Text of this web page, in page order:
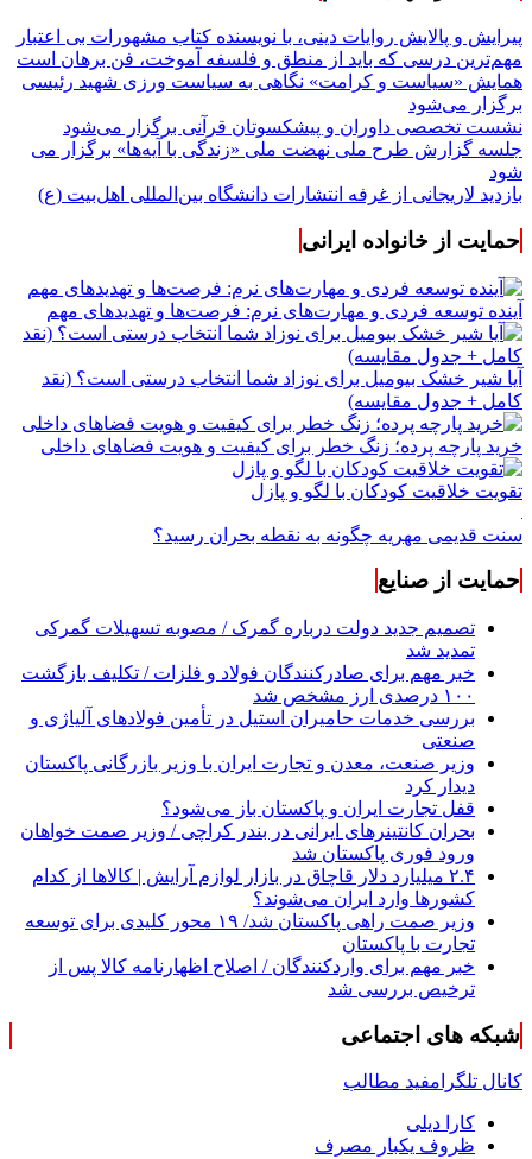
پیرایش و پالایش روایات دینی، با نویسنده کتاب مشهورات بی اعتبار
مهم‌ترین درسی که باید از منطق و فلسفه آموخت، فن برهان است
همایش «سیاست و کرامت» نگاهی به سیاست ورزی شهید رئیسی
برگزار می‌شود
نشست تخصصی داوران و پیشکسوتان قرآنی برگزار می‌شود
جلسه گزارش طرح ملی نهضت ملی «زندگی با آیه‌ها» برگزار می
شود
بازدید لاریجانی از غرفه انتشارات دانشگاه بین‌المللی اهل‌بیت (ع)
حمایت از خانواده ایرانی
آینده توسعه فردی و مهارت‌های نرم: فرصت‌ها و تهدیدهای مهم
آیا شیر خشک بیومیل برای نوزاد شما انتخاب درستی است؟ (نقد
کامل + جدول مقایسه)
خرید پارچه پرده؛ زنگ خطر برای کیفیت و هویت فضاهای داخلی
تقویت خلاقیت کودکان با لگو و پازل
سنت قدیمی مهریه چگونه به نقطه بحران رسید؟
حمایت از صنایع
تصمیم جدید دولت درباره گمرک / مصوبه تسهیلات گمرکی
تمدید شد
خبر مهم برای صادرکنندگان فولاد و فلزات / تکلیف بازگشت
۱۰۰ درصدی ارز مشخص شد
بررسی خدمات حامیران استیل در تأمین فولادهای آلیاژی و
صنعتی
وزیر صنعت، معدن و تجارت ایران با وزیر بازرگانی پاکستان
دیدار کرد
قفل تجارت ایران و پاکستان باز می‌شود؟
بحران کانتینر‌های ایرانی در بندر کراچی / وزیر صمت خواهان
ورود فوری پاکستان شد
۲.۴ میلیارد دلار قاچاق در بازار لوازم آرایش | کالاها از کدام
کشورها وارد ایران می‌شوند؟
وزیر صمت راهی پاکستان شد/ ۱۹ محور کلیدی برای توسعه
تجارت با پاکستان
خبر مهم برای واردکنندگان / اصلاح اظهارنامه کالا پس از
ترخیص بررسی شد
شبکه های اجتماعی
کانال تلگرامفید مطالب
کارا دیلی
ظروف یکبار مصرف